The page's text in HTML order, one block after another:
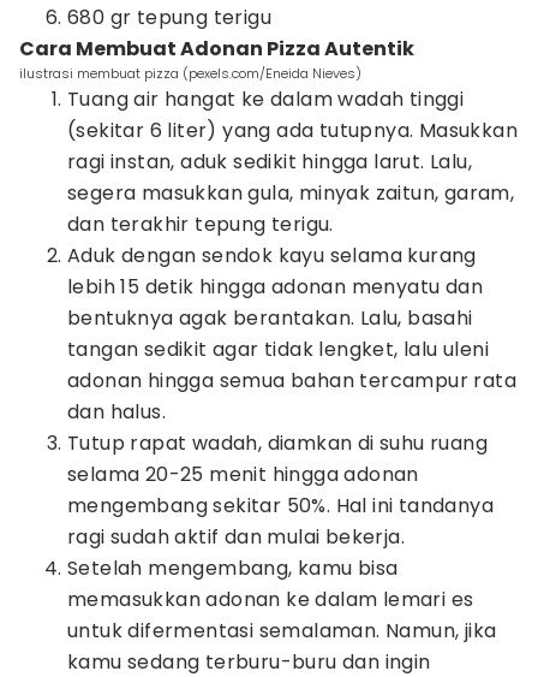
680 gr tepung terigu
Cara Membuat Adonan Pizza Autentik
ilustrasi membuat pizza (pexels.com/Eneida Nieves)
Tuang air hangat ke dalam wadah tinggi
(sekitar 6 liter) yang ada tutupnya. Masukkan
ragi instan, aduk sedikit hingga larut. Lalu,
segera masukkan gula, minyak zaitun, garam,
dan terakhir tepung terigu.
Aduk dengan sendok kayu selama kurang
lebih 15 detik hingga adonan menyatu dan
bentuknya agak berantakan. Lalu, basahi
tangan sedikit agar tidak lengket, lalu uleni
adonan hingga semua bahan tercampur rata
dan halus.
Tutup rapat wadah, diamkan di suhu ruang
selama 20-25 menit hingga adonan
mengembang sekitar 50%. Hal ini tandanya
ragi sudah aktif dan mulai bekerja.
Setelah mengembang, kamu bisa
memasukkan adonan ke dalam lemari es
untuk difermentasi semalaman. Namun, jika
kamu sedang terburu-buru dan ingin